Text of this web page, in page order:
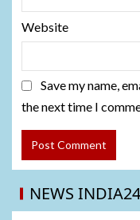
Website
Save my name,
the next time I
NEWS